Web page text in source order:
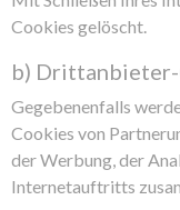
Cookies gelöscht.
b)
Gegebenenfalls
Cookies von
der Werbung, der
Internetauftritts